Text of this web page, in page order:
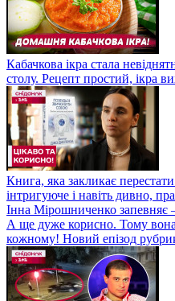
Кабачкова ікра стала
столу. Рецепт простий, ікра
Книга, яка закликає
інтригуюче і навіть дивно,
Інна Мірошниченко запевняє
А ще дуже корисно. Тому вона
кожному! Новий епізод